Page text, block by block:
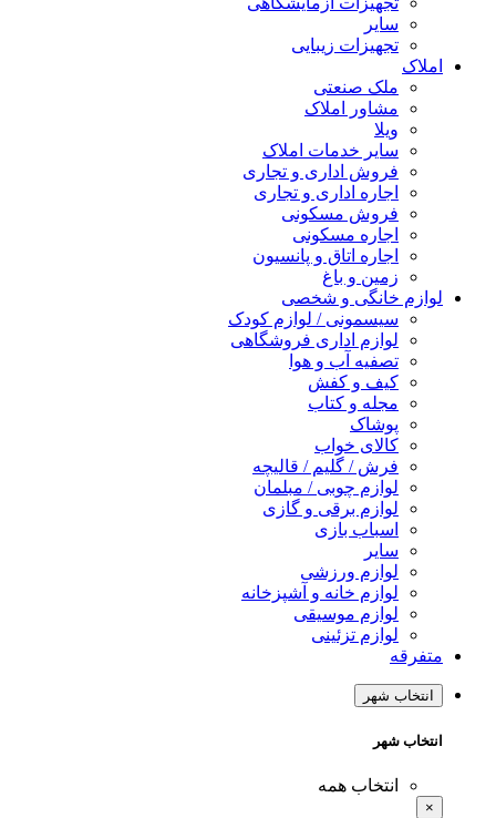
سایر
تجهیزات زیبایی
املاک
ملک صنعتی
مشاور املاک
ویلا
سایر خدمات املاک
فروش اداری و تجاری
اجاره اداری و تجاری
فروش مسکونی
اجاره مسکونی
اجاره اتاق و پانسیون
زمین و باغ
لوازم خانگی و شخصی
سیسمونی / لوازم کودک
لوازم اداری فروشگاهی
تصفیه آب و هوا
کیف و کفش
مجله و کتاب
پوشاک
کالای خواب
فرش / گلیم / قالیچه
لوازم چوبی / مبلمان
لوازم برقی و گازی
اسباب بازی
سایر
لوازم ورزشی
لوازم خانه و آشپزخانه
لوازم موسیقی
لوازم تزئینی
متفرقه
انتخاب شهر
انتخاب شهر
انتخاب همه
×